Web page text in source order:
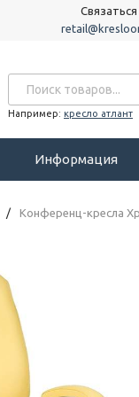
Например: кресло атлант
Информация
/ Конференц-кресла